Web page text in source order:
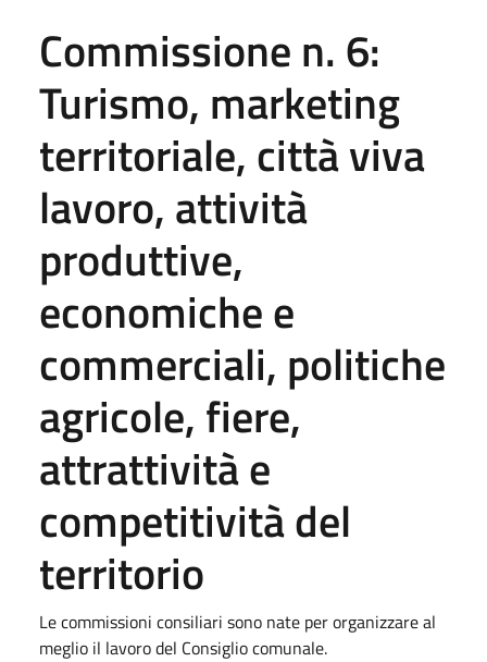
Commissione n. 6:
Turismo, marketing
territoriale, città viva
lavoro, attività
produttive,
economiche e
commerciali, politiche
agricole, fiere,
attrattività e
competitività del
territorio
Le commissioni consiliari sono nate per organizzare al
meglio il lavoro del Consiglio comunale.